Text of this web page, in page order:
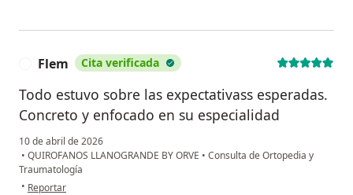
Flem Cita verificada
Todo estuvo sobre las expectativass esperadas.
Concreto y enfocado en su especialidad
10 de abril de 2026
• QUIROFANOS LLANOGRANDE BY ORVE • Consulta de Ortopedia y
Traumatología
• en opinión del usuario Flem
Reportar